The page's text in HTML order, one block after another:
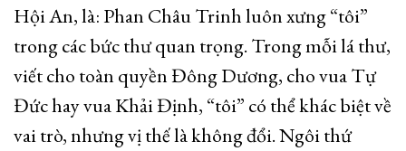
Hội An, là: Phan Châu Trinh luôn xưng “tôi”
trong các bức thư quan trọng. Trong mỗi lá thư,
viết cho toàn quyền Đông Dương, cho vua Tự
Đức hay vua Khải Định, “tôi” có thể khác biệt về
vai trò, nhưng vị thế là không đổi. Ngôi thứ